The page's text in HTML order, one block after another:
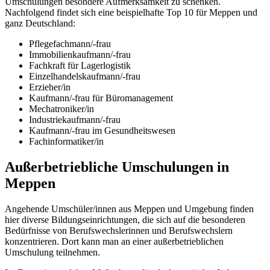
Nachfolgend findet sich eine beispielhafte Top 10 für Meppen und
ganz Deutschland:
Pflegefachmann/-frau
Immobilienkaufmann/-frau
Fachkraft für Lagerlogistik
Einzelhandelskaufmann/-frau
Erzieher/in
Kaufmann/-frau für Büromanagement
Mechatroniker/in
Industriekaufmann/-frau
Kaufmann/-frau im Gesundheitswesen
Fachinformatiker/in
Außerbetriebliche Umschulungen in
Meppen
Angehende Umschüler/innen aus Meppen und Umgebung finden
hier diverse Bildungseinrichtungen, die sich auf die besonderen
Bedürfnisse von Berufswechslerinnen und Berufswechslern
konzentrieren. Dort kann man an einer außerbetrieblichen
Umschulung teilnehmen.